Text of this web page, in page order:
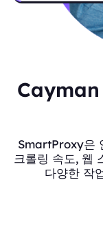
SmartProxy은
크롤링 속도, 웹
다양한 작